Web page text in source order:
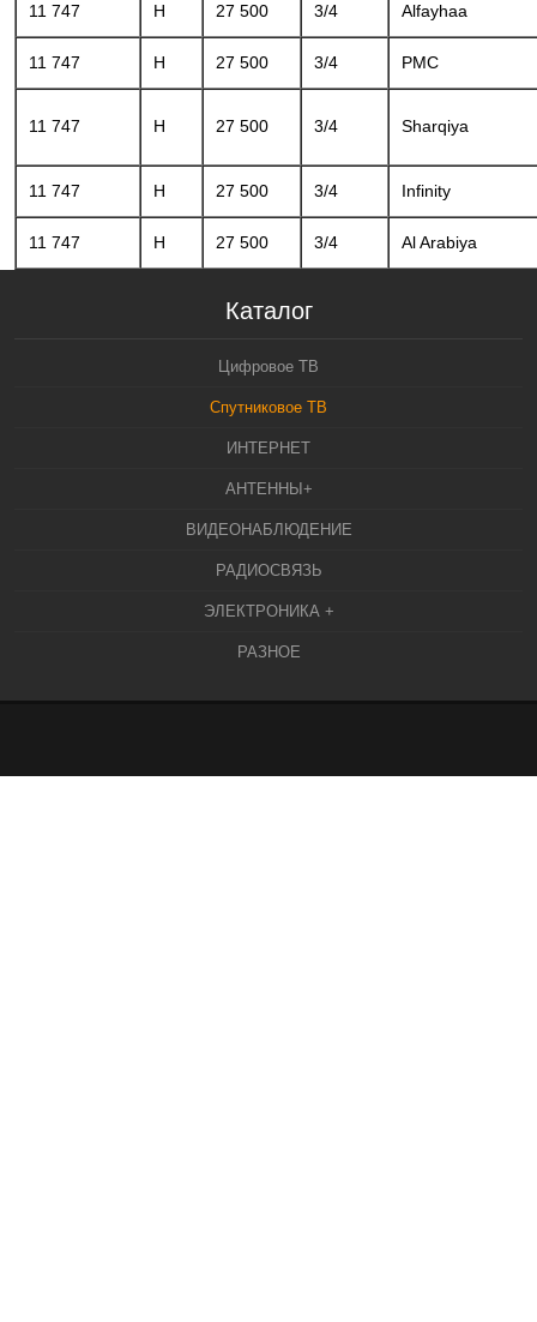
11 747 H 27 500 3/4 Alfayhaa
11 747 H 27 500 3/4 PMC
11 747 H 27 500 3/4 Sharqiya
11 747 H 27 500 3/4 Infinity
11 747 H 27 500 3/4 Al Arabiya
Каталог
Цифровое ТВ
Спутниковое ТВ
ИНТЕРНЕТ
АНТЕННЫ+
ВИДЕОНАБЛЮДЕНИЕ
РАДИОСВЯЗЬ
ЭЛЕКТРОНИКА +
РАЗНОЕ